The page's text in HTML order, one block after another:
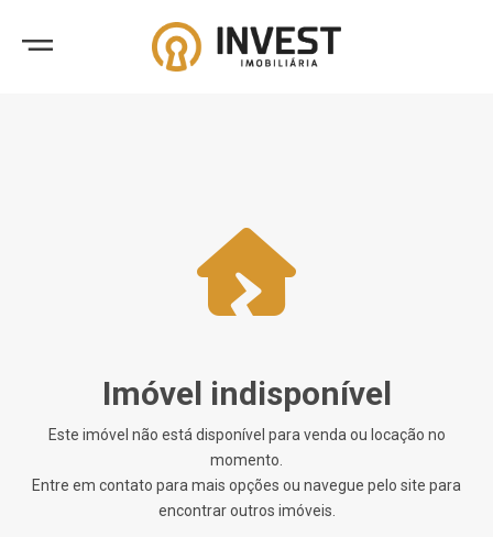
Imóvel indisponível
Este imóvel não está disponível para venda ou locação no
momento.
Entre em contato para mais opções ou navegue pelo site para
encontrar outros imóveis.